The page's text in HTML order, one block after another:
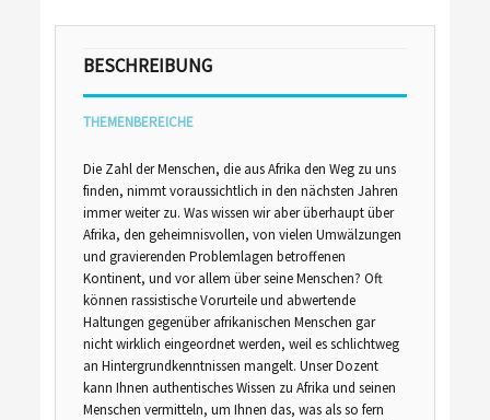
BESCHREIBUNG
THEMENBEREICHE
Die Zahl der Menschen, die aus Afrika den Weg zu uns
finden, nimmt voraussichtlich in den nächsten Jahren
immer weiter zu. Was wissen wir aber überhaupt über
Afrika, den geheimnisvollen, von vielen Umwälzungen
und gravierenden Problemlagen betroffenen
Kontinent, und vor allem über seine Menschen? Oft
können rassistische Vorurteile und abwertende
Haltungen gegenüber afrikanischen Menschen gar
nicht wirklich eingeordnet werden, weil es schlichtweg
an Hintergrundkenntnissen mangelt. Unser Dozent
kann Ihnen authentisches Wissen zu Afrika und seinen
Menschen vermitteln, um Ihnen das, was als so fern